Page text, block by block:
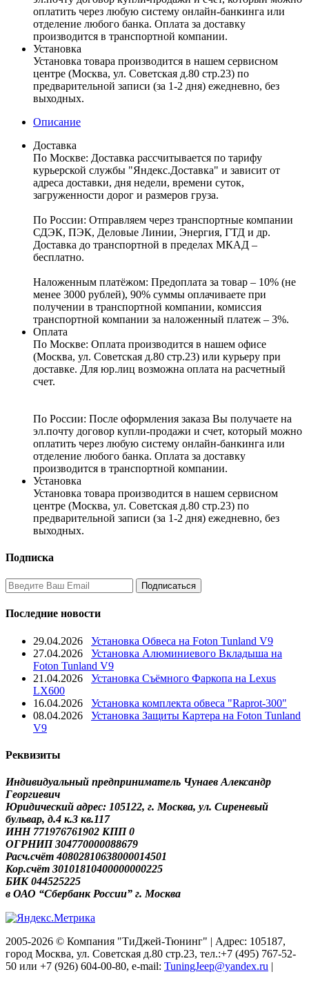
оплатить через любую систему онлайн-банкинга или
отделение любого банка. Оплата за доставку
производится в транспортной компании.
Установка
Установка товара производится в нашем сервисном
центре (Москва, ул. Советская д.80 стр.23) по
предварительной записи (за 1-2 дня) ежедневно, без
выходных.
Описание
Доставка
По Москве: Доставка рассчитывается по тарифу
курьерской службы "Яндекс.Доставка" и зависит от
адреса доставки, дня недели, времени суток,
загруженности дорог и размеров груза.
По России: Отправляем через транспортные компании
СДЭК, ПЭК, Деловые Линии, Энергия, ГТД и др.
Доставка до транспортной в пределах МКАД –
бесплатно.
Наложенным платёжом: Предоплата за товар – 10% (не
менее 3000 рублей), 90% суммы оплачиваете при
получении в транспортной компании, комиссия
транспортной компании за наложенный платеж – 3%.
Оплата
По Москве: Оплата производится в нашем офисе
(Москва, ул. Советская д.80 стр.23) или курьеру при
доставке. Для юр.лиц возможна оплата на расчетный
счет.
По России: После оформления заказа Вы получаете на
эл.почту договор купли-продажи и счет, который можно
оплатить через любую систему онлайн-банкинга или
отделение любого банка. Оплата за доставку
производится в транспортной компании.
Установка
Установка товара производится в нашем сервисном
центре (Москва, ул. Советская д.80 стр.23) по
предварительной записи (за 1-2 дня) ежедневно, без
выходных.
Подписка
Последние новости
29.04.2026
Установка Обвеса на Foton Tunland V9
27.04.2026
Установка Алюминиевого Вкладыша на
Foton Tunland V9
21.04.2026
Установка Съёмного Фаркопа на Lexus
LX600
16.04.2026
Установка комплекта обвеса "Raprot-300"
08.04.2026
Установка Защиты Картера на Foton Tunland
V9
Реквизиты
Индивидуальный предприниматель Чунаев Александр
Георгиевич
Юридический адрес: 105122, г. Москва, ул. Сиреневый
бульвар, д.4 к.3 кв.117
ИНН 771976761902 КПП 0
ОГРНИП 304770000088679
Расч.счёт 40802810638000014501
Кор.счёт 30101810400000000225
БИК 044525225
в ОАО “Сбербанк России” г. Москва
2005-2026 © Компания "ТиДжей-Тюнинг" | Адрес: 105187,
город Москва, ул. Советская д.80 стр.23, тел.:+7 (495) 767-52-
50 или +7 (926) 604-00-80, e-mail: TuningJeep@yandex.ru |